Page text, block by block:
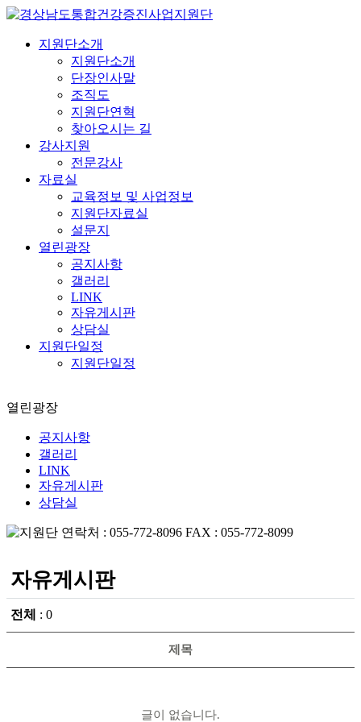
지원단소개
지원단소개
단장인사말
조직도
지원단연혁
찾아오시는 길
강사지원
전문강사
자료실
교육정보 및 사업정보
지원단자료실
설문지
열린광장
공지사항
갤러리
LINK
자유게시판
상담실
지원단일정
지원단일정
열린광장
공지사항
갤러리
LINK
자유게시판
상담실
자유게시판
전체 : 0
제목
글이 없습니다.